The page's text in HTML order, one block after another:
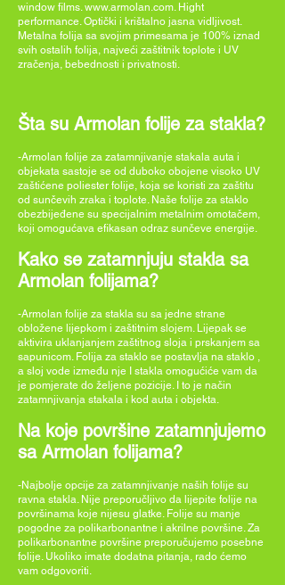
window films. www.armolan.com. Hight
performance. Optički i krištalno jasna vidljivost.
Metalna folija sa svojim primesama je 100% iznad
svih ostalih folija, najveći zaštitnik toplote i UV
zračenja, bebednosti i privatnosti.
Šta su Armolan folije za stakla?
-Armolan folije za zatamnjivanje stakala auta i
objekata sastoje se od duboko obojene visoko UV
zaštićene poliester folije, koja se koristi za zaštitu
od sunčevih zraka i toplote. Naše folije za staklo
obezbijeđene su specijalnim metalnim omotačem,
koji omogućava efikasan odraz sunčeve energije.
Kako se zatamnjuju stakla sa
Armolan folijama?
-Armolan folije za stakla su sa jedne strane
obložene lijepkom i zaštitnim slojem. Lijepak se
aktivira uklanjanjem zaštitnog sloja i prskanjem sa
sapunicom. Folija za staklo se postavlja na staklo ,
a sloj vode između nje I stakla omogućiće vam da
je pomjerate do željene pozicije. I to je način
zatamnjivanja stakala i kod auta i objekta.
Na koje površine zatamnjujemo
sa Armolan folijama?
-Najbolje opcije za zatamnjivanje naših folije su
ravna stakla. Nije preporučljivo da lijepite folije na
površinama koje nijesu glatke. Folije su manje
pogodne za polikarbonantne i akrilne površine. Za
polikarbonantne površine preporučujemo posebne
folije. Ukoliko imate dodatna pitanja, rado ćemo
vam odgovoriti.